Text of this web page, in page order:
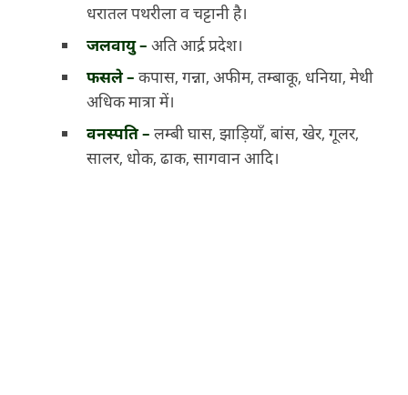
धरातल पथरीला व चट्टानी है।
जलवायु – अति आर्द्र प्रदेश।
फसले – कपास, गन्ना, अफीम, तम्बाकू, धनिया, मेथी
अधिक मात्रा में।
वनस्पति – लम्बी घास, झाड़ियाँ, बांस, खेर, गूलर,
सालर, धोक, ढाक, सागवान आदि।